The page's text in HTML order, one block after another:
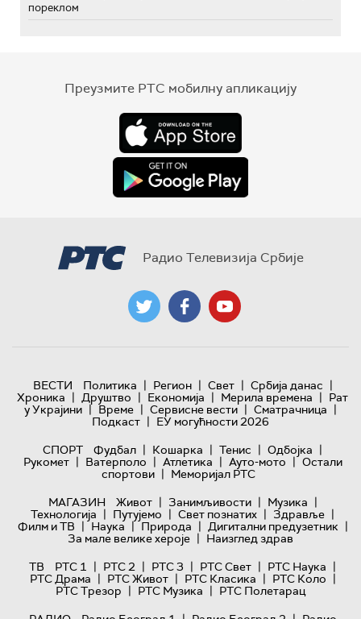
пореклом
Преузмите РТС мобилну апликацију
Радио Телевизија Србије
ВЕСТИ Политика | Регион | Свет | Србија данас |
Хроника | Друштво | Економија | Мерила времена | Рат
у Украјини | Време | Сервисне вести | Сматрачница |
Подкаст | ЕУ могућности 2026
СПОРТ
Фудбал | Кошарка | Тенис | Одбојка |
Рукомет | Ватерполо | Атлетика | Ауто-мото | Остали
спортови | Меморијал РТС
МАГАЗИН
Живот | Занимљивости | Музика |
Технологијa | Путујемо | Свет познатих | Здравље |
Филм и ТВ | Наука | Природа | Дигитални предузетник |
За мале велике хероје | Наизглед здрав
ТВ
РТС 1 | РТС 2 | РТС 3 | РТС Свет | РТС Наука |
РТС Драма | РТС Живот | РТС Класика | РТС Коло |
РТС Трезор | РТС Музика | РТС Полетарац